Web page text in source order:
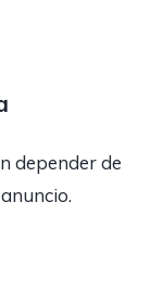
depender de